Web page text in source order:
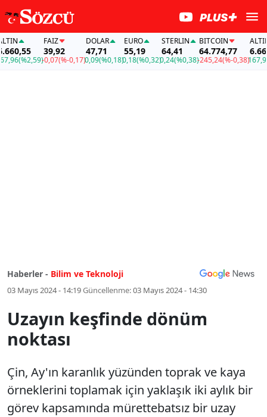
(%2,59)
39,92
-0,07(%-0,17)
DOLAR
47,71
0,09(%0,18)
EURO
55,19
0,18(%0,32)
STERLIN
64,41
0,24(%0,38)
BITCOIN
64.774,77
-245,24(%-0,38)
ALTIN
6.660,55
167,96
Haberler - Bilim ve Teknoloji
03 Mayıs 2024 - 14:19Güncellenme:03 Mayıs 2024 - 14:30
Uzayın keşfinde dönüm
noktası
Çin, Ay'ın karanlık yüzünden toprak ve kaya
örneklerini toplamak için yaklaşık iki aylık bir
görev kapsamında mürettebatsız bir uzay